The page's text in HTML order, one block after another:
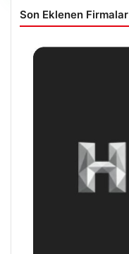
Son Eklenen Firmalar